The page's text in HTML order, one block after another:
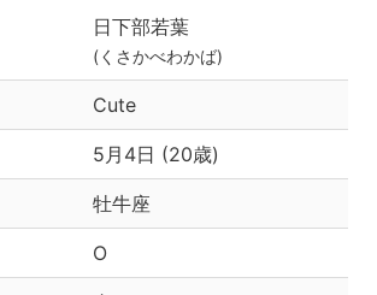
日下部若葉
(くさかべわかば)
Cute
5月4日 (20歳)
牡牛座
O